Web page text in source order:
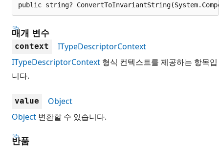
public string?
매개 변수
context
ITypeDescriptorContext
ITypeDescriptorContext 형식 컨텍스트를 제공하는 항목입
니다.
value
Object
Object 변환할 수 있습니다.
반품